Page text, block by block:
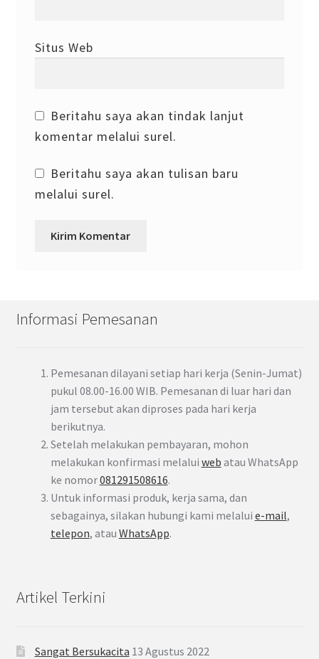
Situs Web
Beritahu saya akan tindak lanjut
komentar melalui surel.
Beritahu saya akan tulisan baru
melalui surel.
Informasi Pemesanan
Pemesanan dilayani setiap hari kerja (Senin-Jumat)
pukul 08.00-16.00 WIB. Pemesanan di luar hari dan
jam tersebut akan diproses pada hari kerja
berikutnya.
Setelah melakukan pembayaran, mohon
melakukan konfirmasi melalui web atau WhatsApp
ke nomor081291508616.
Untuk informasi produk, kerja sama, dan
sebagainya, silakan hubungi kami melalui e-mail,
telepon, atau WhatsApp.
Artikel Terkini
Sangat Bersukacita 13 Agustus 2022